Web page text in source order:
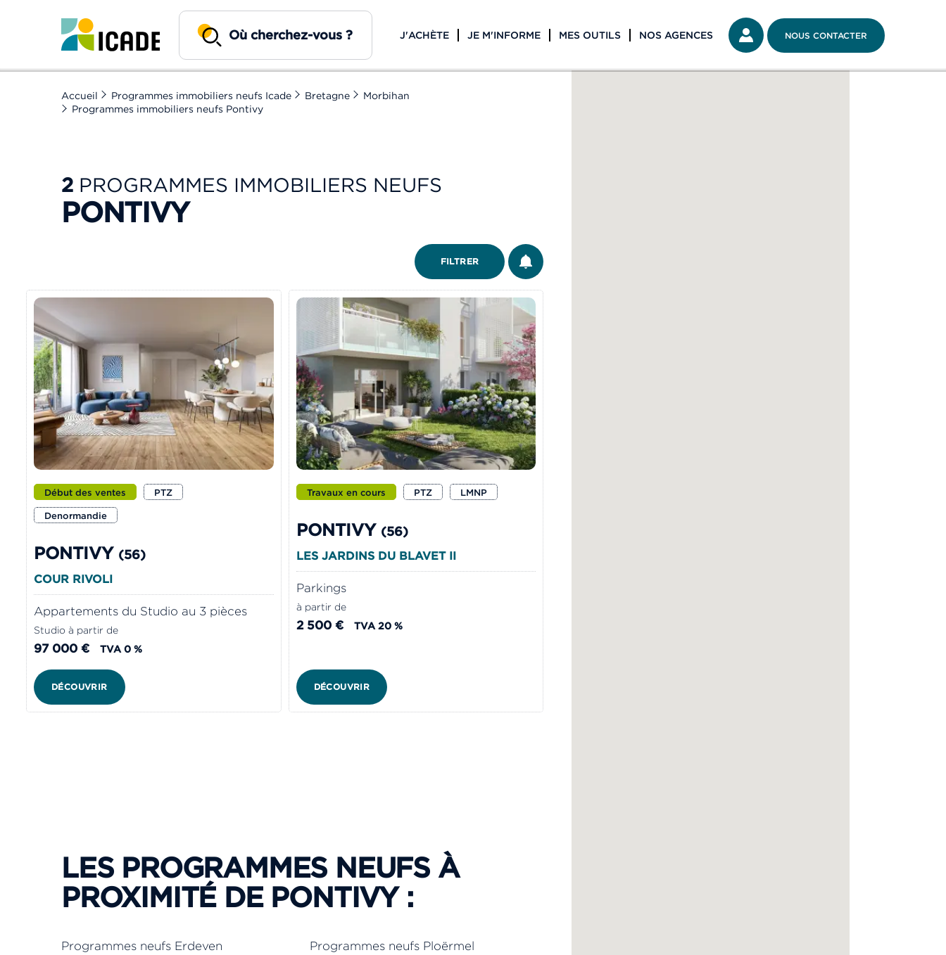
J'ACHÈTE JE M'INFORME MES OUTILS NOS AGENCES NOUS CONTACTER
Accueil Programmes immobiliers neufs Icade Bretagne
Morbihan
Programmes immobiliers neufs Pontivy
2 PROGRAMMES IMMOBILIERS NEUFS
PONTIVY
FILTRER
ÊTRE ALERTÉ
Début des ventes
PTZ
Denormandie
PONTIVY (56)
COUR RIVOLI
Appartements du Studio au 3 pièces
Studio à partir de
97 000 € TVA 0 %
DÉCOUVRIR
Travaux en cours PTZ LMNP
PONTIVY (56)
LES JARDINS DU BLAVET II
Parkings
à partir de
2 500 € TVA 20 %
DÉCOUVRIR
LES PROGRAMMES NEUFS À
PROXIMITÉ DE PONTIVY :
Programmes neufs Erdeven
Programmes neufs Ploërmel